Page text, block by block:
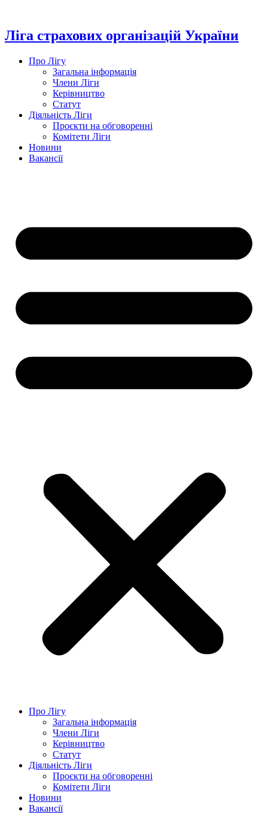
вмісту
Ліга страхових організацій України
Про Лігу
Загальна інформація
Члени Ліги
Керівництво
Статут
Діяльність Ліги
Проєкти на обговоренні
Комітети Ліги
Новини
Вакансії
Про Лігу
Загальна інформація
Члени Ліги
Керівництво
Статут
Діяльність Ліги
Проєкти на обговоренні
Комітети Ліги
Новини
Вакансії